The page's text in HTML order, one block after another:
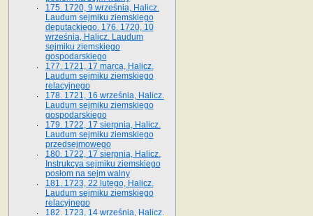
175. 1720, 9 września, Halicz.
Laudum sejmiku ziemskiego
deputackiego. 176. 1720, 10
września, Halicz. Laudum
sejmiku ziemskiego
gospodarskiego
177. 1721, 17 marca, Halicz.
Laudum sejmiku ziemskiego
relacyjnego
178. 1721, 16 września, Halicz.
Laudum sejmiku ziemskiego
gospodarskiego
179. 1722, 17 sierpnia, Halicz.
Laudum sejmiku ziemskiego
przedsejmowego
180. 1722, 17 sierpnia, Halicz.
Instrukcya sejmiku ziemskiego
posłom na sejm walny
181. 1723, 22 lutego, Halicz.
Laudum sejmiku ziemskiego
relacyjnego
182. 1723, 14 września, Halicz.